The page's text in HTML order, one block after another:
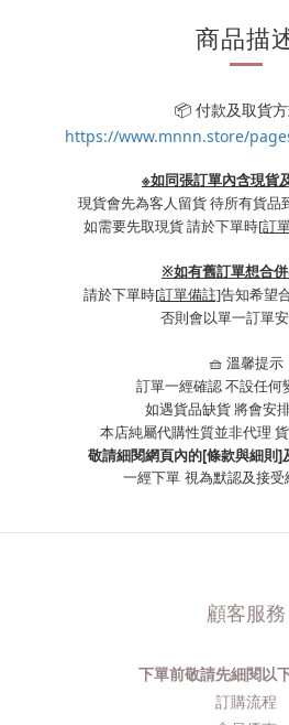
商品描
📦 付款及取貨方
https://www.mnnn.store/
※如同張訂單內含現貨
現貨會先為客人留貨 待所有貨品
如需要先取現貨 請於下單時[訂
※如有舊訂單想合併
請於下單時[訂單備註]告知希望
否則會以單一訂單
🧺 溫馨提示
訂單一經確認 不設任何
如遇貨品缺貨 將會安
本店純屬代購性質並非代理
敬請細閱網頁內的[條款與細則]
一經下單 視為默認及接
顧客服務
下單前敬請先細閱以
訂購流程​